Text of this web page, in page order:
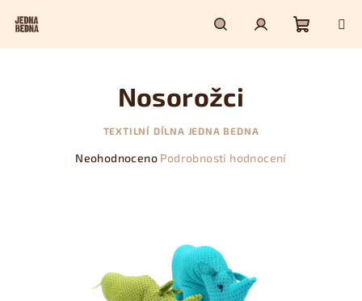
HledatPřihlášení
Nosorožci
TEXTILNÍ DÍLNA JEDNA BEDNA
Průměrné
hvězdiček.
Neohodnoceno Podrobnosti hodnocení